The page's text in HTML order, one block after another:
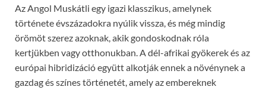
Az Angol Muskátli egy igazi klasszikus, amelynek
története évszázadokra nyúlik vissza, és még mindig
örömöt szerez azoknak, akik gondoskodnak róla
kertjükben vagy otthonukban. A dél-afrikai gyökerek és az
európai hibridizáció együtt alkotják ennek a növénynek a
gazdag és színes történetét, amely az embereknek